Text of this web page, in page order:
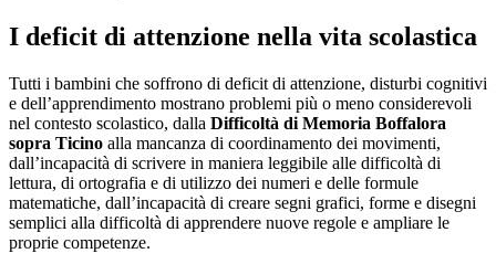
I deficit di attenzione nella vita scolastica
Tutti i bambini che soffrono di deficit di attenzione, disturbi cognitivi
e dell’apprendimento mostrano problemi più o meno considerevoli
nel contesto scolastico, dalla Difficoltà di Memoria Boffalora
sopra Ticino alla mancanza di coordinamento dei movimenti,
dall’incapacità di scrivere in maniera leggibile alle difficoltà di
lettura, di ortografia e di utilizzo dei numeri e delle formule
matematiche, dall’incapacità di creare segni grafici, forme e disegni
semplici alla difficoltà di apprendere nuove regole e ampliare le
proprie competenze.